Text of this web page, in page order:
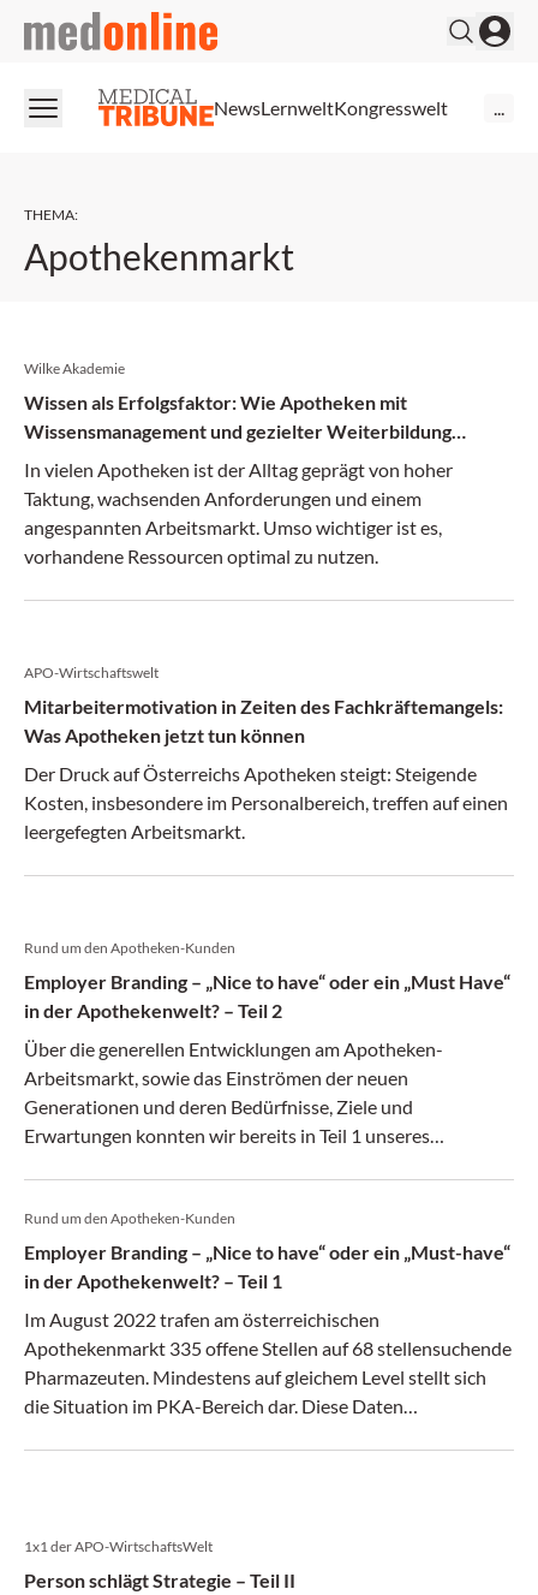
medonline
NewsLernweltKongresswelt
THEMA:
Apothekenmarkt
Wilke Akademie
Wissen als Erfolgsfaktor: Wie Apotheken mit
Wissensmanagement und gezielter Weiterbildung
zukunftssicher werden
In vielen Apotheken ist der Alltag geprägt von hoher
Taktung, wachsenden Anforderungen und einem
angespannten Arbeitsmarkt. Umso wichtiger ist es,
vorhandene Ressourcen optimal zu nutzen.
APO-Wirtschaftswelt
Mitarbeitermotivation in Zeiten des Fachkräftemangels:
Was Apotheken jetzt tun können
Der Druck auf Österreichs Apotheken steigt: Steigende
Kosten, insbesondere im Personalbereich, treffen auf einen
leergefegten Arbeitsmarkt.
Rund um den Apotheken-Kunden
Employer Branding – „Nice to have“ oder ein „Must Have“
in der Apothekenwelt? – Teil 2
Über die generellen Entwicklungen am Apotheken-
Arbeitsmarkt, sowie das Einströmen der neuen
Generationen und deren Bedürfnisse, Ziele und
Erwartungen konnten wir bereits in Teil 1 unseres
bzw. die Relevanz der Arbeitergebermarkenbildung für die
Apotheke eingehen.
Rund um den Apotheken-Kunden
Employer Branding – „Nice to have“ oder ein „Must-have“
in der Apothekenwelt? – Teil 1
Im August 2022 trafen am österreichischen
Apothekenmarkt 335 offene Stellen auf 68 stellensuchende
Pharmazeuten. Mindestens auf gleichem Level stellt sich
die Situation im PKA-Bereich dar. Diese Daten
gewandelt. Der Arbeitnehmermarkt beschreibt eine
Situation in der es mehr Nachfrage nach Arbeitskräften als
1x1 der APO-WirtschaftsWelt
Person schlägt Strategie – Teil II